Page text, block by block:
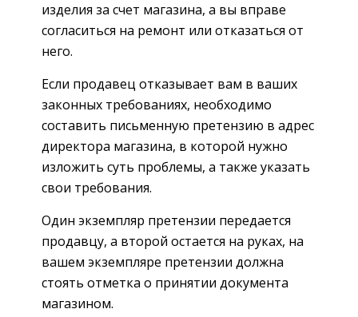
изделия за счет магазина, а вы вправе
согласиться на ремонт или отказаться от
него.
Если продавец отказывает вам в ваших
законных требованиях, необходимо
составить письменную претензию в адрес
директора магазина, в которой нужно
изложить суть проблемы, а также указать
свои требования.
Один экземпляр претензии передается
продавцу, а второй остается на руках, на
вашем экземпляре претензии должна
стоять отметка о принятии документа
магазином.